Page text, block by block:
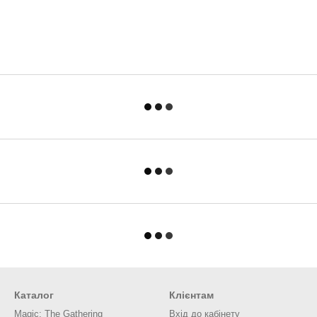
Каталог
Magic: The Gathering
Клієнтам
Вхід до кабінету